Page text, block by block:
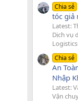
Chia sẻ
tóc giả
Latest:
Dịch vụ
Logistics
Chia sẻ
An
Nhập
Latest:
Vận